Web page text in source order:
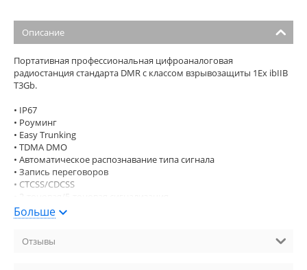
Описание
Портативная профессиональная цифроаналоговая
радиостанция стандарта DMR с классом взрывозащиты 1Ex ibIIB
T3Gb.
• IP67
• Роуминг
• Easy Trunking
• TDMA DMO
• Автоматическое распознавание типа сигнала
• Запись переговоров
• CTCSS/CDCSS
• 2-тоновая/5-тоновая сигнализация
• Голосовое оповещение
• AES 128/256 опционально
• Меню на русском языке
Больше
Отзывы